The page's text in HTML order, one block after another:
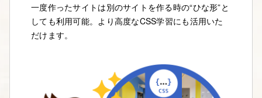
一度作ったサイトは別のサイトを作る時の“ひな形”と
しても利用可能。より高度なCSS学習にも活用いた
だけます。